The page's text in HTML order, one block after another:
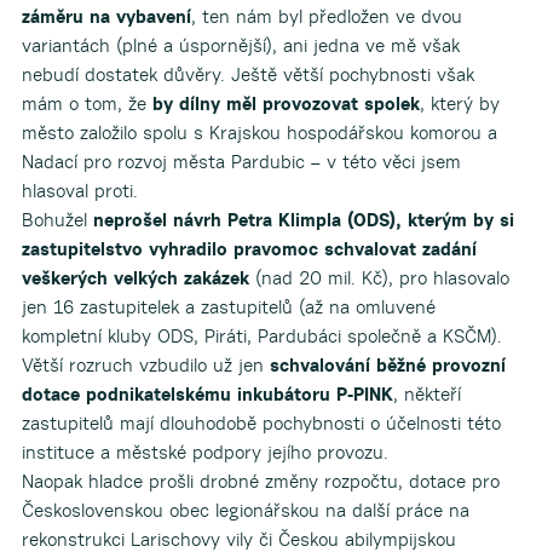
záměru na vybavení, ten nám byl předložen ve dvou
variantách (plné a úspornější), ani jedna ve mě však
nebudí dostatek důvěry. Ještě větší pochybnosti však
mám o tom, že by dílny měl provozovat spolek, který by
město založilo spolu s Krajskou hospodářskou komorou a
Nadací pro rozvoj města Pardubic – v této věci jsem
hlasoval proti.
Bohužel neprošel návrh Petra Klimpla (ODS), kterým by si
zastupitelstvo vyhradilo pravomoc schvalovat zadání
veškerých velkých zakázek(nad 20 mil. Kč), pro hlasovalo
jen 16 zastupitelek a zastupitelů (až na omluvené
kompletní kluby ODS, Piráti, Pardubáci společně a KSČM).
Větší rozruch vzbudilo už jen schvalování běžné provozní
dotace podnikatelskému inkubátoru P-PINK, někteří
zastupitelů mají dlouhodobě pochybnosti o účelnosti této
instituce a městské podpory jejího provozu.
Naopak hladce prošli drobné změny rozpočtu, dotace pro
Československou obec legionářskou na další práce na
rekonstrukci Larischovy vily či Českou abilympijskou